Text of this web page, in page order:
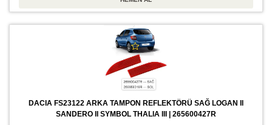
DACIA FS23122 ARKA TAMPON REFLEKTÖRÜ SAĞ LOGAN II
SANDERO II SYMBOL THALIA III | 265600427R